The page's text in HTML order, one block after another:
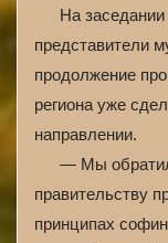
На заседании
представители
продолжение
региона уже
направлении.
— Мы
правительству
принципах